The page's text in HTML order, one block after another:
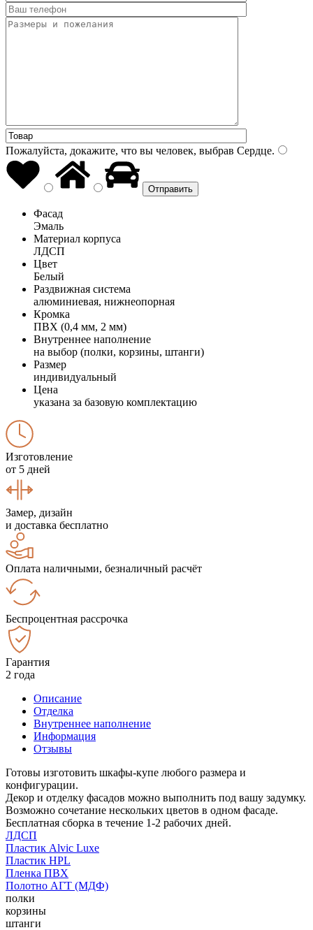
Пожалуйста, докажите, что вы человек, выбрав Сердце.
Фасад
Эмаль
Материал корпуса
ЛДСП
Цвет
Белый
Раздвижная система
алюминиевая, нижнеопорная
Кромка
ПВХ (0,4 мм, 2 мм)
Внутреннее наполнение
на выбор (полки, корзины, штанги)
Размер
индивидуальный
Цена
указана за базовую комплектацию
Изготовление
от 5 дней
Замер, дизайн
и доставка бесплатно
Оплата наличными, безналичный расчёт
Беспроцентная рассрочка
Гарантия
2 года
Описание
Отделка
Внутреннее наполнение
Информация
Отзывы
Готовы изготовить шкафы-купе любого размера и
конфигурации.
Декор и отделку фасадов можно выполнить под вашу задумку.
Возможно сочетание нескольких цветов в одном фасаде.
Бесплатная сборка в течение 1-2 рабочих дней.
ЛДСП
Пластик Alvic Luxe
Пластик HPL
Пленка ПВХ
Полотно АГТ (МДФ)
полки
корзины
штанги